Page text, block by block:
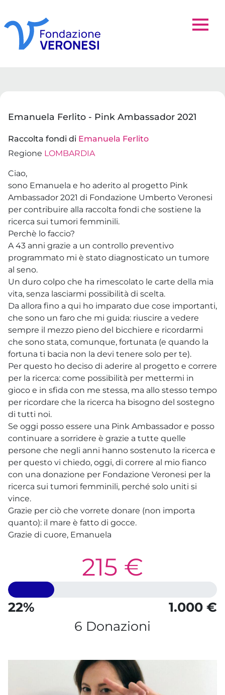
Emanuela Ferlito - Pink Ambassador 2021
Raccolta fondi di Emanuela Ferlito
Regione LOMBARDIA
Ciao,
sono Emanuela e ho aderito al progetto Pink
Ambassador 2021 di Fondazione Umberto Veronesi
per contribuire alla raccolta fondi che sostiene la
ricerca sui tumori femminili.
Perchè lo faccio?
A 43 anni grazie a un controllo preventivo
programmato mi è stato diagnosticato un tumore
al seno.
Un duro colpo che ha rimescolato le carte della mia
vita, senza lasciarmi possibilità di scelta.
Da allora fino a qui ho imparato due cose importanti,
che sono un faro che mi guida: riuscire a vedere
sempre il mezzo pieno del bicchiere e ricordarmi
che sono stata, comunque, fortunata (e quando la
fortuna ti bacia non la devi tenere solo per te).
Per questo ho deciso di aderire al progetto e correre
per la ricerca: come possibilità per mettermi in
gioco e in sfida con me stessa, ma allo stesso tempo
per ricordare che la ricerca ha bisogno del sostegno
di tutti noi.
Se oggi posso essere una Pink Ambassador e posso
continuare a sorridere è grazie a tutte quelle
persone che negli anni hanno sostenuto la ricerca e
per questo vi chiedo, oggi, di correre al mio fianco
con una donazione per Fondazione Veronesi per la
ricerca sui tumori femminili, perché solo uniti si
vince.
Grazie per ciò che vorrete donare (non importa
quanto): il mare è fatto di gocce.
Grazie di cuore, Emanuela
215 €
22%
1.000 €
6 Donazioni